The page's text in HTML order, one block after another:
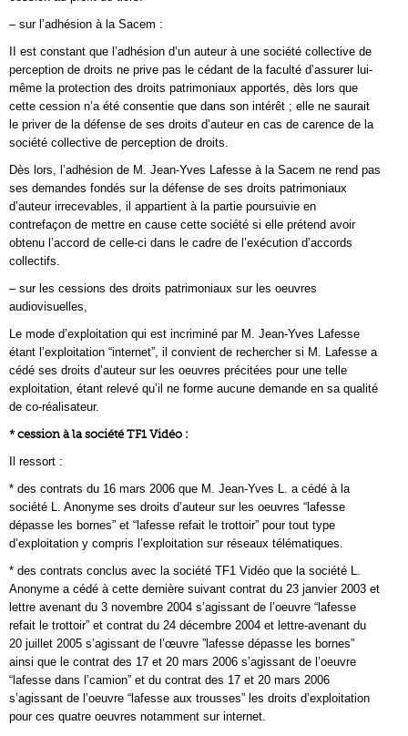
– sur l’adhésion à la Sacem :
II est constant que l’adhésion d’un auteur à une société collective de
perception de droits ne prive pas le cédant de la faculté d’assurer lui-
même la protection des droits patrimoniaux apportés, dès lors que
cette cession n’a été consentie que dans son intérêt ; elle ne saurait
le priver de la défense de ses droits d’auteur en cas de carence de la
société collective de perception de droits.
Dès lors, l’adhésion de M. Jean-Yves Lafesse à la Sacem ne rend pas
ses demandes fondés sur la défense de ses droits patrimoniaux
d’auteur irrecevables, il appartient à la partie poursuivie en
contrefaçon de mettre en cause cette société si elle prétend avoir
obtenu l’accord de celle-ci dans le cadre de l’exécution d’accords
collectifs.
– sur les cessions des droits patrimoniaux sur les oeuvres
audiovisuelles,
Le mode d’exploitation qui est incriminé par M. Jean-Yves Lafesse
étant l’exploitation “internet”, il convient de rechercher si M. Lafesse a
cédé ses droits d’auteur sur les oeuvres précitées pour une telle
exploitation, étant relevé qu’il ne forme aucune demande en sa qualité
de co-réalisateur.
* cession à la société TF1 Vidéo :
Il ressort :
* des contrats du 16 mars 2006 que M. Jean-Yves L. a cédé à la
société L. Anonyme ses droits d’auteur sur les oeuvres “lafesse
dépasse les bornes” et “lafesse refait le trottoir” pour tout type
d’exploitation y compris l’exploitation sur réseaux télématiques.
* des contrats conclus avec la société TF1 Vidéo que la société L.
Anonyme a cédé à cette dernière suivant contrat du 23 janvier 2003 et
lettre avenant du 3 novembre 2004 s’agissant de l’oeuvre “lafesse
refait le trottoir” et contrat du 24 décembre 2004 et lettre-avenant du
20 juillet 2005 s’agissant de l’œuvre ”lafesse dépasse les bornes”
ainsi que le contrat des 17 et 20 mars 2006 s’agissant de l’oeuvre
“lafesse dans l’camion” et du contrat des 17 et 20 mars 2006
s’agissant de l’oeuvre “lafesse aux trousses” les droits d’exploitation
pour ces quatre oeuvres notamment sur internet.